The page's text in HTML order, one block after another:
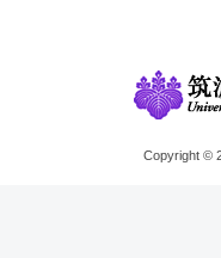
Copyright ©